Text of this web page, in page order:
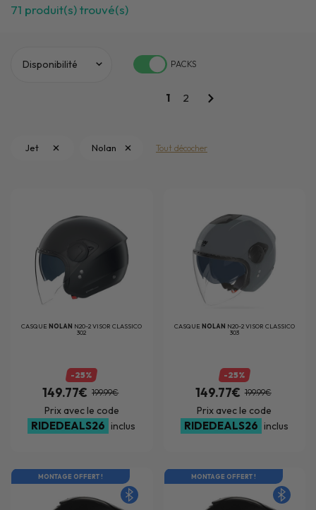
71 produit(s) trouvé(s)
PACKS
1 2
Jet Nolan Tout décocher
CASQUENOLAN N20-2 VISOR CLASSICO
302
-25%
149.77€ 199.99€
Prix avec le code
RIDEDEALS26 inclus
CASQUE NOLAN N20-2 VISOR CLASSICO
303
-25%
149.77€ 199.99€
Prix avec le code
RIDEDEALS26 inclus
MONTAGE OFFERT ! MONTAGE OFFERT !